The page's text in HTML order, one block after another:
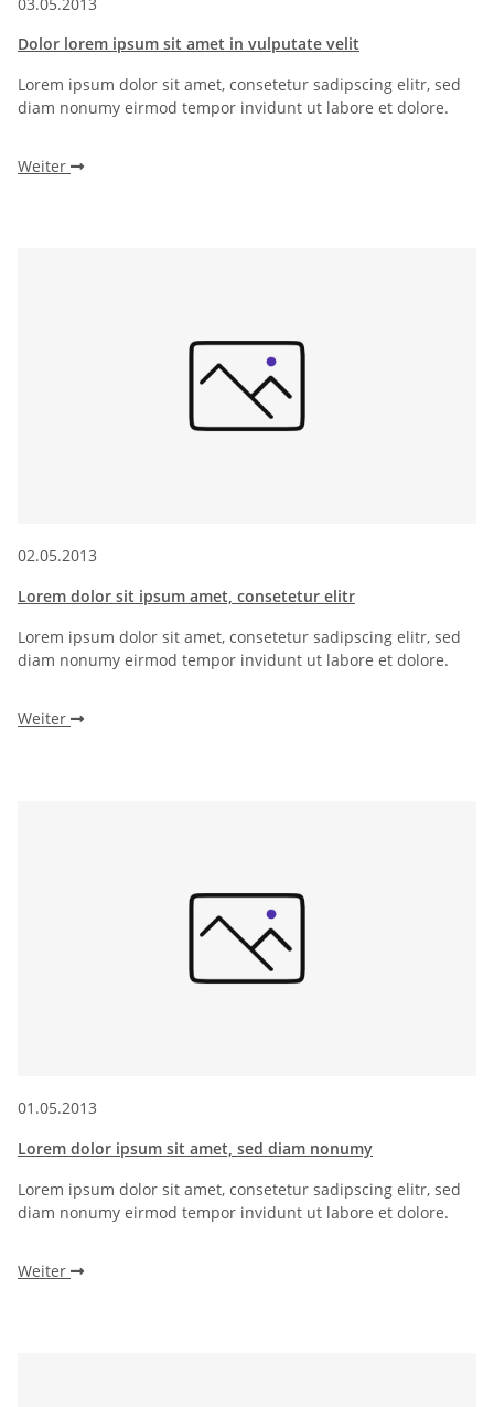
Dolor lorem ipsum sit amet in vulputate velit
Lorem ipsum dolor sit amet, consetetur sadipscing elitr, sed
diam nonumy eirmod tempor invidunt ut labore et dolore.
Weiter
02.05.2013
Lorem dolor sit ipsum amet, consetetur elitr
Lorem ipsum dolor sit amet, consetetur sadipscing elitr, sed
diam nonumy eirmod tempor invidunt ut labore et dolore.
Weiter
01.05.2013
Lorem dolor ipsum sit amet, sed diam nonumy
Lorem ipsum dolor sit amet, consetetur sadipscing elitr, sed
diam nonumy eirmod tempor invidunt ut labore et dolore.
Weiter